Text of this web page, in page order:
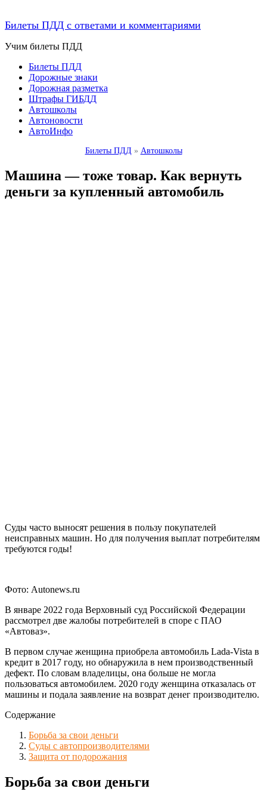
Билеты ПДД с ответами и комментариями
Учим билеты ПДД
Билеты ПДД
Дорожные знаки
Дорожная разметка
Штрафы ГИБДД
Автошколы
Автоновости
АвтоИнфо
Билеты ПДД » Автошколы
Машина — тоже товар. Как вернуть
деньги за купленный автомобиль
Суды часто выносят решения в пользу покупателей
неисправных машин. Но для получения выплат потребителям
требуются годы!
Фото: Autonews.ru
В январе 2022 года Верховный суд Российской Федерации
рассмотрел две жалобы потребителей в споре с ПАО
«Автоваз».
В первом случае женщина приобрела автомобиль Lada-Vista в
кредит в 2017 году, но обнаружила в нем производственный
дефект. По словам владелицы, она больше не могла
пользоваться автомобилем. 2020 году женщина отказалась от
машины и подала заявление на возврат денег производителю.
Содержание
Борьба за свои деньги
Суды с автопроизводителями
Защита от подорожания
Борьба за свои деньги